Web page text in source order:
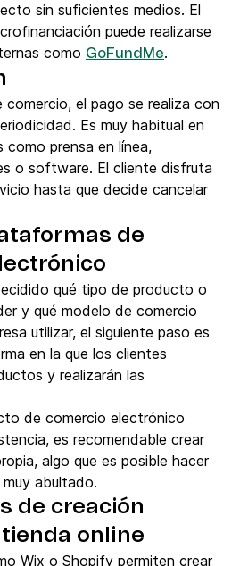
sin suficientes medios. El
puede realizarse
como GoFundMe.
el pago se realiza con
Es muy habitual en
prensa en línea,
o software. El cliente disfruta
hasta que decide cancelar
de
qué tipo de producto o
y qué modelo de comercio
utilizar, el siguiente paso es
en la que los clientes
y realizarán las
de comercio electrónico
es recomendable crear
algo que es posible hacer
abultado.
de creación
online
Wix o Shopify permiten crear